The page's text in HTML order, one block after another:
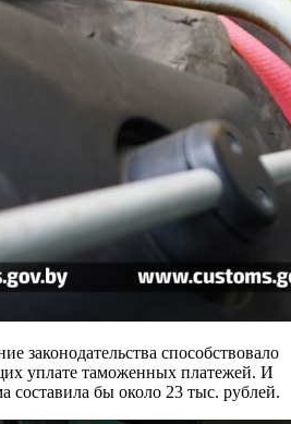
законодательства способствовало
уплате таможенных платежей. И
составила бы около 23 тыс. рублей.